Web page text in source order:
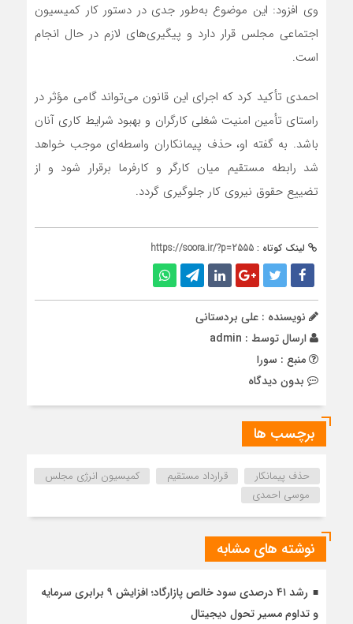
وی افزود: این موضوع به‌طور جدی در دستور کار کمیسیون
اجتماعی مجلس قرار دارد و پیگیری‌های لازم در حال انجام
است.
احمدی تأکید کرد که اجرای این قانون می‌تواند گامی مؤثر در
راستای تأمین امنیت شغلی کارگران و بهبود شرایط کاری آنان
باشد. به گفته او، حذف پیمانکاران واسطه‌ای موجب خواهد
شد رابطه مستقیم میان کارگر و کارفرما برقرار شود و از
تضییع حقوق نیروی کار جلوگیری گردد.
لینک کوتاه : https://soora.ir/?p=2555
نویسنده : علی بردستانی
ارسال توسط : admin
منبع : سورا
بدون دیدگاه
برچسب ها
حذف پیمانکار قرارداد مستقیم
کمیسیون انرژی مجلس
موسی احمدی
نوشته های مشابه
رشد ۴۱ درصدی سود خالص پازارگاد؛ افزایش ۹ برابری سرمایه
و تداوم مسیر تحول دیجیتال